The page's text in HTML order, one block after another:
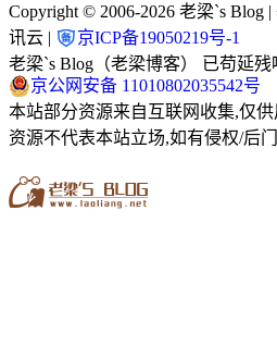
Copyright © 2006-2026 老梁`s Blog |
讯云 |
京ICP备19050219号-1
老梁`s Blog（老梁博客） 已苟延残
京公网安备 11010802035542号
本站部分资源来自互联网收集,仅
资源不代表本站立场,如有侵权/后